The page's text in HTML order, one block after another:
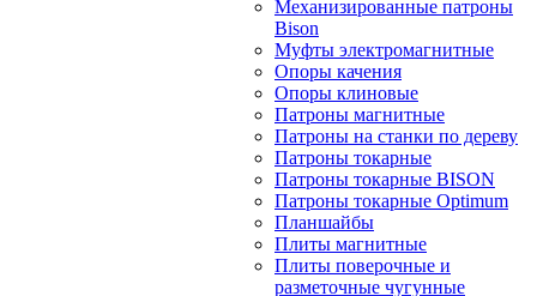
Механизированные патроны
Bison
Муфты электромагнитные
Опоры качения
Опоры клиновые
Патроны магнитные
Патроны на станки по дереву
Патроны токарные
Патроны токарные BISON
Патроны токарные Optimum
Планшайбы
Плиты магнитные
Плиты поверочные и
разметочные чугунные